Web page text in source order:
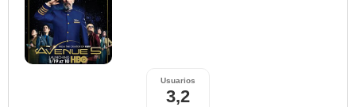
Usuarios
3,2